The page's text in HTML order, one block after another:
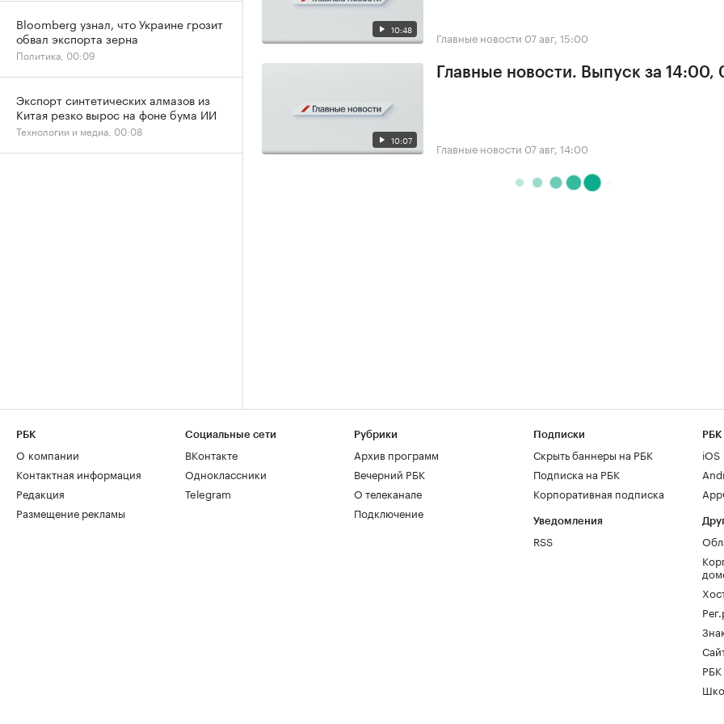
10:48 Главные новости 07 авг, 15:00
10:07
Главные новости. Выпуск за
Главные новости 07 авг, 14:00
Bloomberg узнал, что Украине грозит
обвал экспорта зерна
Политика, 00:09
Экспорт синтетических алмазов из
Китая резко вырос на фоне бума ИИ
Технологии и медиа, 00:08
РБК
О компании
Контактная информация
Редакция
Размещение рекламы
Социальные сети
ВКонтакте
Одноклассники
Telegram
Рубрики
Архив программ
Вечерний РБК
О телеканале
Подключение
Подписки
Скрыть баннеры на РБК
Подписка на РБК
Корпоративная подписка
Уведомления
RSS
РБК
iOS